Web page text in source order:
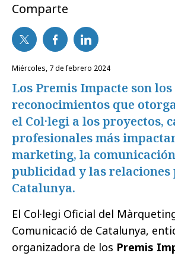
Comparte
miércoles, 7 de febrero 2024
Los Premis Impacte son los
reconocimientos que
el Col·legi a los proyectos,
profesionales más
marketing, la
publicidad y las relaciones
Catalunya.
El Col·legi Oficial del
Comunicació de Catalunya,
organizadora de los Premis